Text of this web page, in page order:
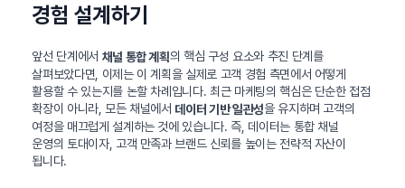
경험 설계하기
앞선 단계에서 채널 통합 계획의 핵심 구성 요소와 추진 단계를
살펴보았다면, 이제는 이 계획을 실제로 고객 경험 측면에서 어떻게
활용할 수 있는지를 논할 차례입니다. 최근 마케팅의 핵심은 단순한 접점
확장이 아니라, 모든 채널에서 데이터 기반 일관성을 유지하며 고객의
여정을 매끄럽게 설계하는 것에 있습니다. 즉, 데이터는 통합 채널
운영의 토대이자, 고객 만족과 브랜드 신뢰를 높이는 전략적 자산이
됩니다.